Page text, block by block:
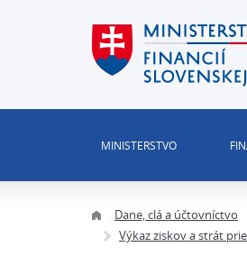
MINISTERSTVO
Dane, clá a účtovníctvo
Výkaz ziskov a strát